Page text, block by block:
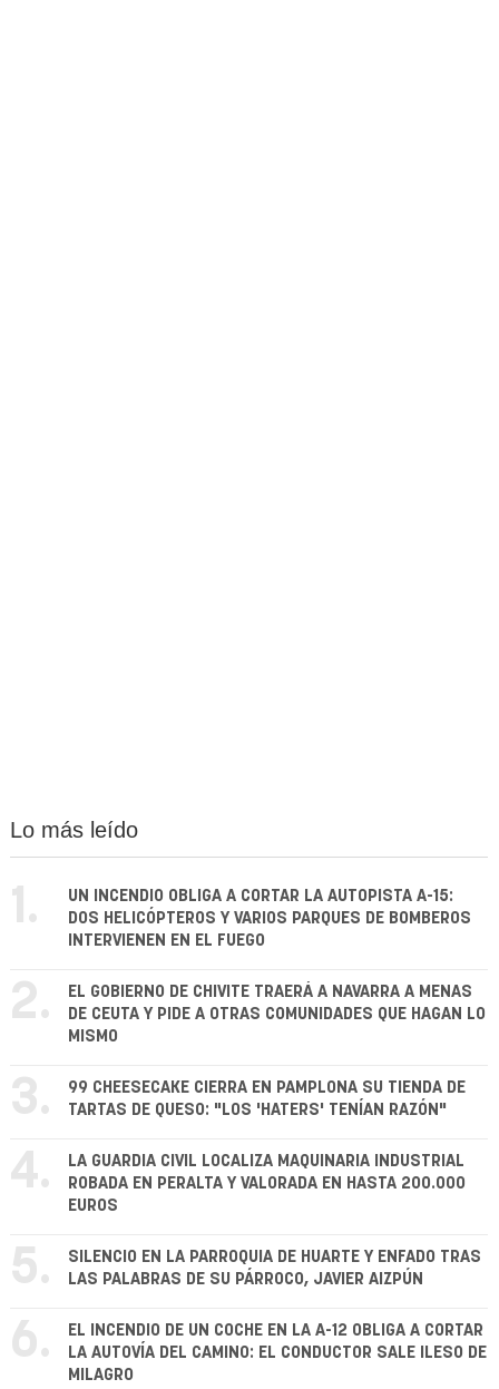
Lo más leído
1.
UN INCENDIO OBLIGA A CORTAR LA AUTOPISTA A-15:
DOS HELICÓPTEROS Y VARIOS PARQUES DE BOMBEROS
INTERVIENEN EN EL FUEGO
2.
EL GOBIERNO DE CHIVITE TRAERÁ A NAVARRA A MENAS
DE CEUTA Y PIDE A OTRAS COMUNIDADES QUE HAGAN LO
MISMO
3.
99 CHEESECAKE CIERRA EN PAMPLONA SU TIENDA DE
TARTAS DE QUESO: "LOS 'HATERS' TENÍAN RAZÓN"
4.
LA GUARDIA CIVIL LOCALIZA MAQUINARIA INDUSTRIAL
ROBADA EN PERALTA Y VALORADA EN HASTA 200.000
EUROS
5.
SILENCIO EN LA PARROQUIA DE HUARTE Y ENFADO TRAS
LAS PALABRAS DE SU PÁRROCO, JAVIER AIZPÚN
6.
EL INCENDIO DE UN COCHE EN LA A-12 OBLIGA A CORTAR
LA AUTOVÍA DEL CAMINO: EL CONDUCTOR SALE ILESO DE
MILAGRO